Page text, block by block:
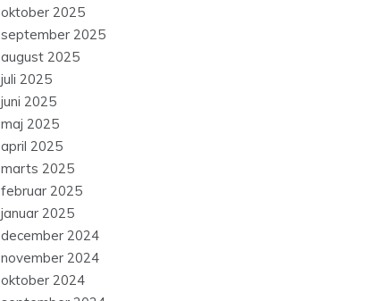
oktober 2025
september 2025
august 2025
juli 2025
juni 2025
maj 2025
april 2025
marts 2025
februar 2025
januar 2025
december 2024
november 2024
oktober 2024